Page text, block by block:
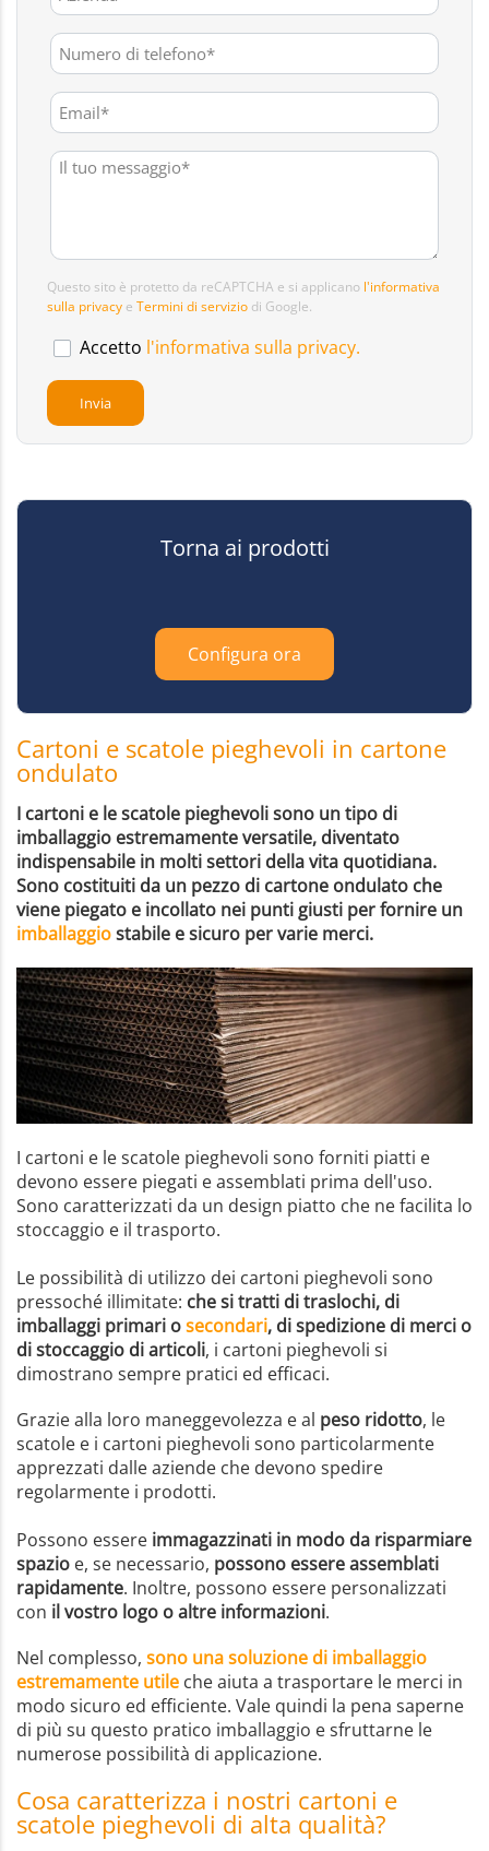
Questo sito è protetto da reCAPTCHA e si applicano l'informativa
sulla privacy e Termini di servizio di Google.
Accetto l'informativa sulla privacy.
Torna ai prodotti
Configura ora
Cartoni e scatole pieghevoli in cartone
ondulato
I cartoni e le scatole pieghevoli sono un tipo di
imballaggio estremamente versatile, diventato
indispensabile in molti settori della vita quotidiana.
Sono costituiti da un pezzo di cartone ondulato che
viene piegato e incollato nei punti giusti per fornire un
imballaggiostabile e sicuro per varie merci.
I cartoni e le scatole pieghevoli sono forniti piatti e
devono essere piegati e assemblati prima dell'uso.
Sono caratterizzati da un design piatto che ne facilita lo
stoccaggio e il trasporto.
Le possibilità di utilizzo dei cartoni pieghevoli sono
pressoché illimitate: che si tratti di traslochi, di
imballaggi primari osecondari, di spedizione di merci o
di stoccaggio di articoli, i cartoni pieghevoli si
dimostrano sempre pratici ed efficaci.
Grazie alla loro maneggevolezza e al peso ridotto, le
scatole e i cartoni pieghevoli sono particolarmente
apprezzati dalle aziende che devono spedire
regolarmente i prodotti.
Possono essere immagazzinati in modo da risparmiare
spazio e, se necessario, possono essere assemblati
rapidamente. Inoltre, possono essere personalizzati
con il vostro logo o altre informazioni.
Nel complesso, sono una soluzione di imballaggio
estremamente utile che aiuta a trasportare le merci in
modo sicuro ed efficiente. Vale quindi la pena saperne
di più su questo pratico imballaggio e sfruttarne le
numerose possibilità di applicazione.
Cosa caratterizza i nostri cartoni e
scatole pieghevoli di alta qualità?